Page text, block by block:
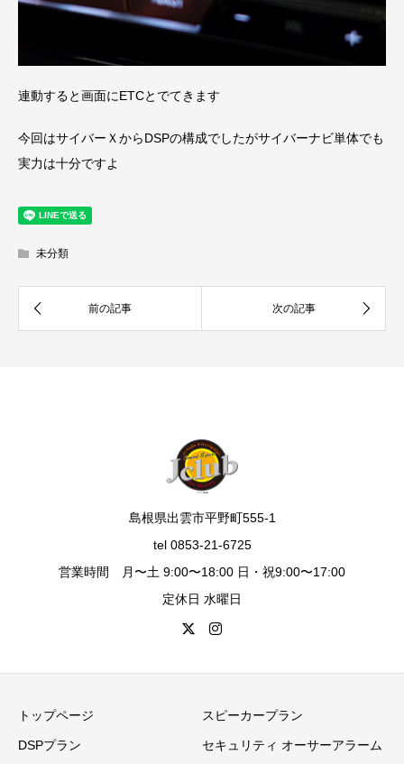
連動すると画面にETCとでてきます
今回はサイバーＸからDSPの構成でしたがサイバーナビ単体でも
実力は十分ですよ
未分類
島根県出雲市平野町555-1
tel 0853-21-6725
営業時間 月〜土 9:00〜18:00 日・祝9:00〜17:00
定休日 水曜日
トップページ スピーカープラン
DSPプラン セキュリティ オーサーアラーム